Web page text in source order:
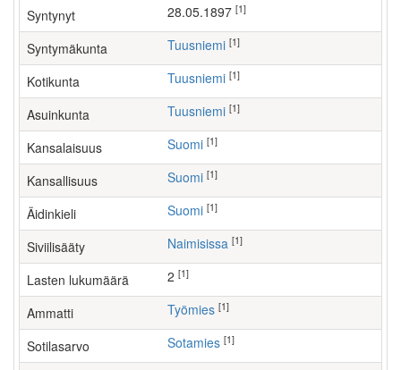
Syntynyt 28.05.1897 [1]
Syntymäkunta Tuusniemi [1]
Kotikunta Tuusniemi [1]
Asuinkunta Tuusniemi [1]
Kansalaisuus Suomi [1]
Kansallisuus Suomi [1]
Äidinkieli Suomi [1]
Siviilisääty Naimisissa [1]
Lasten lukumäärä [1]
Ammatti työmies [1]
Sotilasarvo Sotamies [1]